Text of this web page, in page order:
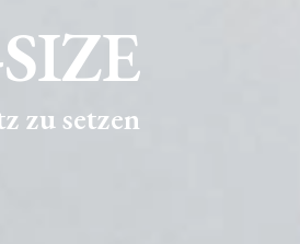
zu setzen